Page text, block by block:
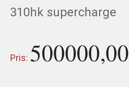
USED CARS & BIKES
STORE
310hk supercharge
Pris: 500000,00